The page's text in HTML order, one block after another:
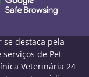
se destaca pela
de Pet
Veterinária 24